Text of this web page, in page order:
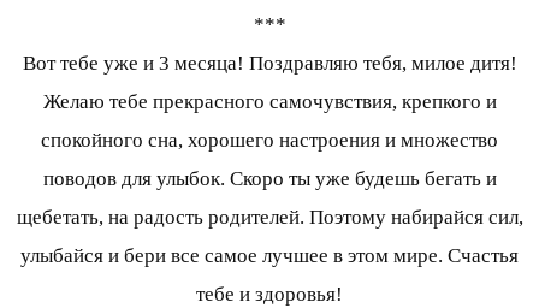
***
Вот тебе уже и 3 месяца! Поздравляю тебя, милое дитя!
Желаю тебе прекрасного самочувствия, крепкого и
спокойного сна, хорошего настроения и множество
поводов для улыбок. Скоро ты уже будешь бегать и
щебетать, на радость родителей. Поэтому набирайся сил,
улыбайся и бери все самое лучшее в этом мире. Счастья
тебе и здоровья!